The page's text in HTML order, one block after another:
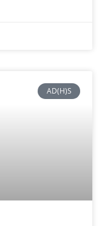
AD(H)S